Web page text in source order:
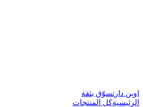
اوبن دار تسوّق بثقة
الرئيسيةكل المنتجات